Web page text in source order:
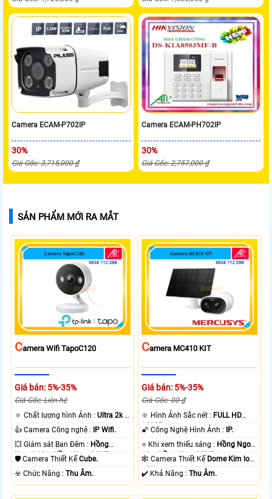
Camera ECAM-P702IP
30%
Giá Gốc: 3,715,000 ₫
Camera ECAM-PH702IP
30%
Giá Gốc: 2,757,000 ₫
SẢN PHẨM MỚI RA MẮT
CAmera Wifi TapoC120
Giá bán: 5%-35%
Giá Gốc: Liên hệ
🔅 Chất lượng hình Ảnh :Ultra 2k +
.
👍 Camera Công nghệ :
IP Wifi.
💥 Giám sát Ban Đêm : Hồng
Ngoại 10m Hồng Ngoại SMD.
🛡 Camera Thiết KếCube.
️☣️ Chức Năng :Thu Âm.
CAmera MC410 KIT
Giá bán: 5%-35%
Giá Gốc: 00 ₫
🔆 Hình Ảnh Sắc nét : FULL HD
1080P .
🌠 Công Nghệ Hình Ảnh :
IP.
⭐ Khi xem thiếu sáng : Hồng Ngoại
10m Hồng Ngoại SMD.
🕸️ Camera Thiết Kế Dome Kim loại
+ Nhựa.
️✔️ Khả Năng :Thu Âm.